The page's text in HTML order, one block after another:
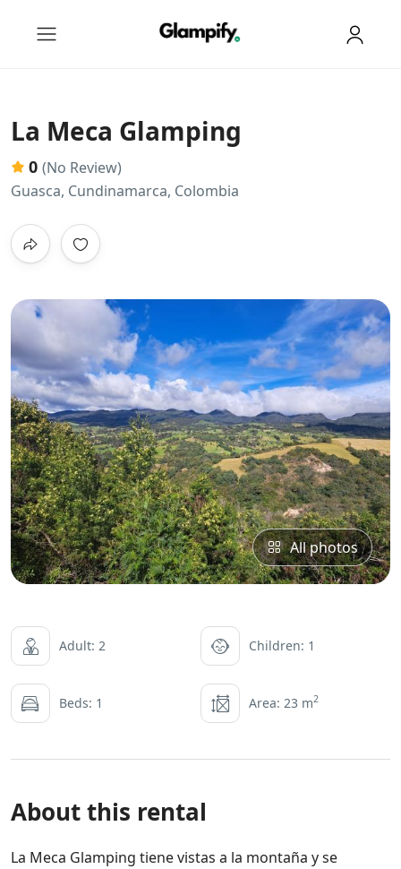
La Meca Glamping
0 (No Review)
Guasca, Cundinamarca, Colombia
All photos
Adult: 2 Children: 1
Beds: 1 Area: 23 m2
About this rental
La Meca Glamping tiene vistas a la montaña y se